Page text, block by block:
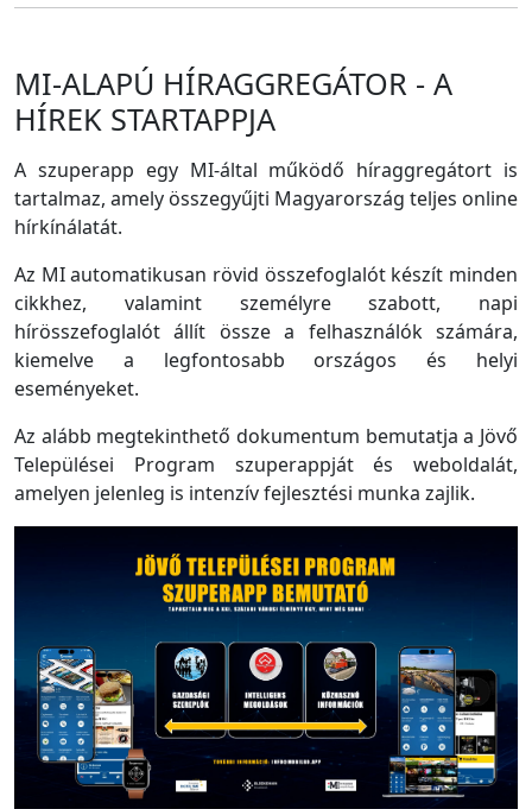
MI-ALAPÚ HÍRAGGREGÁTOR - A
HÍREK STARTAPPJA
A szuperapp egy MI-által működő híraggregátort is
tartalmaz, amely összegyűjti Magyarország teljes online
hírkínálatát.
Az MI automatikusan rövid összefoglalót készít minden
cikkhez, valamint személyre szabott, napi
hírösszefoglalót állít össze a felhasználók számára,
kiemelve a legfontosabb országos és helyi
eseményeket.
Az alább megtekinthető dokumentum bemutatja a Jövő
Települései Program szuperappját és weboldalát,
amelyen jelenleg is intenzív fejlesztési munka zajlik.